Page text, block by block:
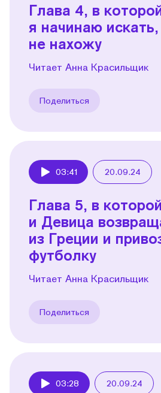
Глава 4, в
я начинаю
не нахожу
Читает Анна Красильщик
Поделиться
03:41 20.09.24
Глава 5, в
и Девица
из Греции и
футболку
Читает Анна Красильщик
Поделиться
03:28 20.09.24